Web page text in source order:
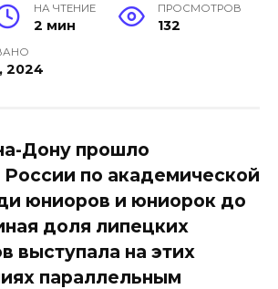
НА ЧТЕНИЕ
2 мин
ПРОСМОТРОВ
132
2024
Дону прошло
России по академической
юниоров и юниорок до
доля липецких
выступала на этих
параллельным